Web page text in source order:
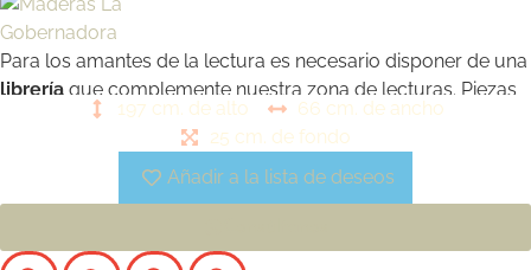
Para los amantes de la lectura es necesario disponer de una
librería que complemente nuestra zona de lecturas. Piezas
con gran personalidad
197 cm. de alto
66 cm. de ancho
25 cm. de fondo
Añadir a la lista de deseos